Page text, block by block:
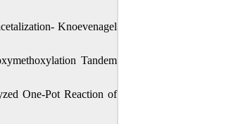
Knoevenagel
Tandem
One-Pot Reaction of